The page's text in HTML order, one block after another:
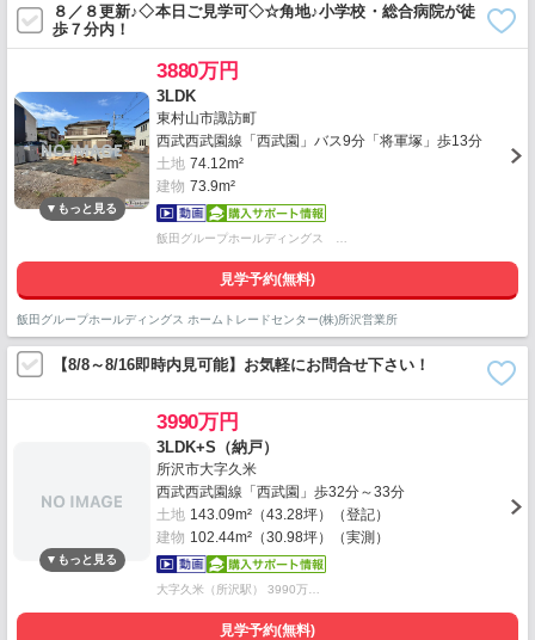
８／８更新♪◇本日ご見学可◇☆角地♪小学校・総合病院が徒
歩７分内！
3880万円
3LDK
東村山市諏訪町
西武西武園線「西武園」バス9分「将軍塚」歩13分
土地 74.12m²
建物 73.9m²
飯田グループホールディングス …
見学予約(無料)
飯田グループホールディングス ホームトレードセンター(株)所沢営業所
【8/8～8/16即時内見可能】お気軽にお問合せ下さい！
3990万円
3LDK+S（納戸）
所沢市大字久米
西武西武園線「西武園」歩32分～33分
土地 143.09m²（43.28坪）（登記）
建物 102.44m²（30.98坪）（実測）
大字久米（所沢駅） 3990万…
見学予約(無料)